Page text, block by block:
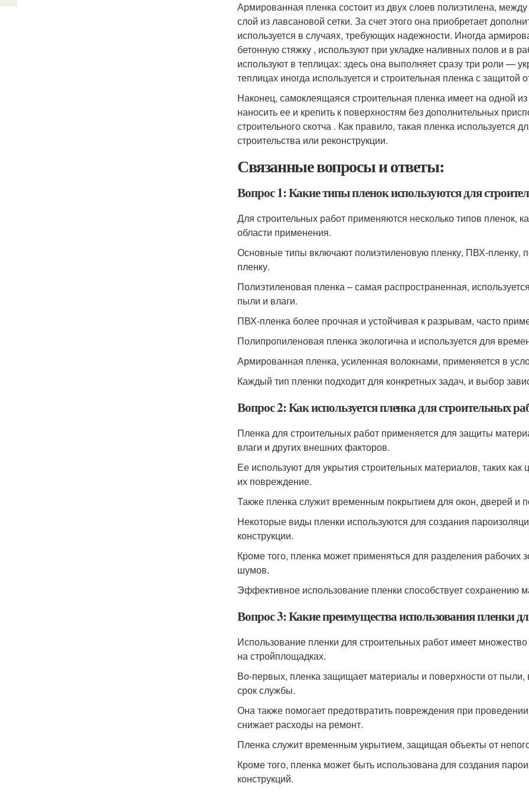
Армированная пленка состоит из двух слоев полиэтилена,
слой из лавсановой сетки. За счет этого она приобретает
используется в случаях, требующих надежности. Иногда
бетонную стяжку , используют при укладке наливных полов и в
используют в теплицах: здесь она выполняет сразу три роли —
теплицах иногда используется и строительная пленка с защитой
Наконец, самоклеящаяся строительная пленка имеет на одной
наносить ее и крепить к поверхностям без дополнительных
строительного скотча . Как правило, такая пленка
строительства или реконструкции.
Связанные вопросы и ответы:
Вопрос 1: Какие типы пленок используются для
Для строительных работ применяются несколько типов пленок,
области применения.
Основные типы включают полиэтиленовую пленку, ПВХ-пленку,
пленку.
Полиэтиленовая пленка – самая распространенная,
пыли и влаги.
ПВХ-пленка более прочная и устойчивая к разрывам, часто
Полипропиленовая пленка экологична и используется для
Армированная пленка, усиленная волокнами, применяется в
Каждый тип пленки подходит для конкретных задач, и выбор
Вопрос 2: Как используется пленка для строительных
Пленка для строительных работ применяется для защиты
влаги и других внешних факторов.
Ее используют для укрытия строительных материалов, таких
их повреждение.
Также пленка служит временным покрытием для окон, дверей и
Некоторые виды пленки используются для создания
конструкции.
Кроме того, пленка может применяться для разделения рабочих
шумов.
Эффективное использование пленки способствует сохранению
Вопрос 3: Какие преимущества использования пленки
Использование пленки для строительных работ имеет
на стройплощадках.
Во-первых, пленка защищает материалы и поверхности от пыли,
срок службы.
Она также помогает предотвратить повреждения при
снижает расходы на ремонт.
Пленка служит временным укрытием, защищая объекты от
Кроме того, пленка может быть использована для создания
конструкций.